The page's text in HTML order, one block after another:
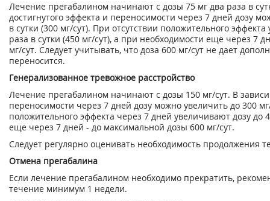
Лечение прегабалином начинают с дозы 75 мг два раза в
достигнутого эффекта и переносимости через 7 дней дозу
в сутки (300 мг/сут). При отсутствии положительного
раза в сутки (450 мг/сут), а при необходимости еще через 7
мг/сут. Следует учитывать, что доза 600 мг/сут не дает
переносится.
Генерализованное тревожное расстройство
Лечение прегабалином начинают с дозы 150 мг/сут. В
переносимости через 7 дней дозу можно увеличить до 300
положительного эффекта через 7 дней увеличивают дозу до
еще через 7 дней - до максимальной дозы 600 мг/сут.
Следует регулярно оценивать необходимость продолжения
Отмена прегабалина
Если лечение прегабалином необходимо прекратить,
течение минимум 1 недели.